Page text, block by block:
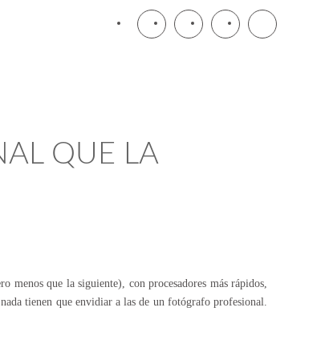
QUE LA
menos que la siguiente), con procesadores más rápidos,
tienen que envidiar a las de un fotógrafo profesional.